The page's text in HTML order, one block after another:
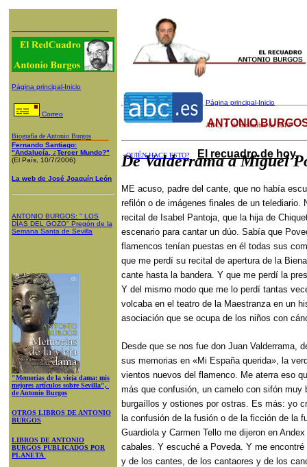
Página principal-Inicio
Correo
Biografía de Antonio Burgos
Fernando Santiago:
"Andalucía, ¿Tercer Mundo?"
(El País, 10/7/2006)
La web de José Joaquín León
ANTONIO BURGOS: " LOS
DÍAS DEL GOZO" Pregón de la
Semana Santa de Sevilla
"Memorias de la vieja dama: mis
mejores artículos sobre Sevilla",
de Antonio Burgos
OTROS LIBROS DE ANTONIO
BURGOS
LIBROS DE ANTONIO
BURGOS PUBLICADOS POR
PLANETA
Página principal-Inicio
ABC, 1de diciembre de 2010
¿QUIÉN HACE ESTO? El recuadro de hoy
ANTONIO
De Valderrama a Miguel
ME acuso, padre del cante, que no había
refilón o de imágenes finales de un telediario.
recital de Isabel Pantoja, que la hija de
escenario para cantar un dúo. Sabía que
flamencos tenían puestas en él todas sus
que me perdí su recital de apertura de la
cante hasta la bandera. Y que me perdí la
Y del mismo modo que me lo perdí tantas
volcaba en el teatro de la Maestranza en un
asociación que se ocupa de los niños con
Desde que se nos fue don Juan Valderrama,
sus memorias en «Mi España querida», la
vientos nuevos del flamenco. Me aterra eso
más que confusión, un camelo con sifón muy
burgaíllos y ostiones por ostras. Es más: yo
la confusión de la fusión o de la ficción de la
Guardiola y Carmen Tello me dijeron en
cabales. Y escuché a Poveda. Y me
y de los cantes, de los cantaores y de los